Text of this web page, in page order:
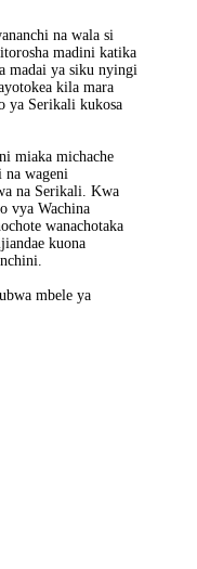
na wala si
madini katika
madai ya siku nyingi
kila mara
ya Serikali kukosa
miaka michache
wageni
na Serikali. Kwa
vya Wachina
wanachotaka
kuona
mbele ya